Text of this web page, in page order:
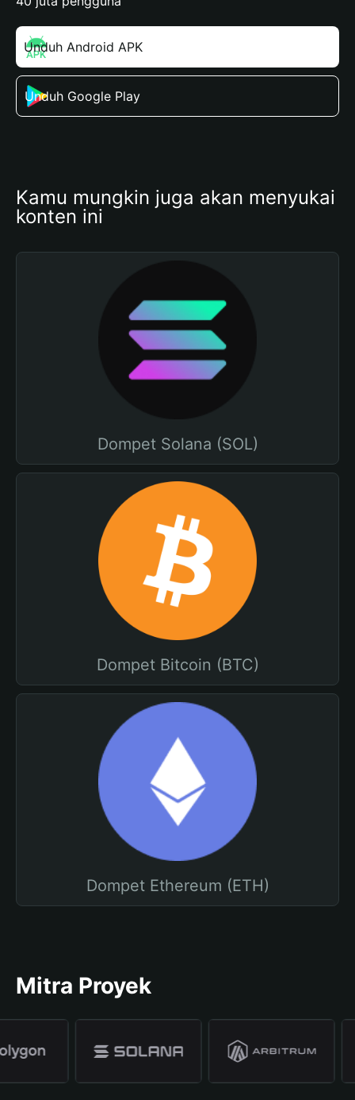
Unduh Android APK
Unduh Google Play
Kamu mungkin juga akan menyukai
konten ini
Dompet Solana (SOL)
Dompet Bitcoin (BTC)
Dompet Ethereum (ETH)
Mitra Proyek